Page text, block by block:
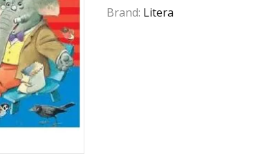
Brand: Litera